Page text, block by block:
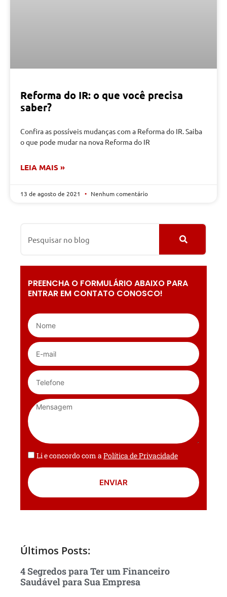
Reforma do IR: o que você precisa
saber?
Confira as possíveis mudanças com a Reforma do IR. Saiba
o que pode mudar na nova Reforma do IR
LEIA MAIS »
13 de agosto de 2021 Nenhum comentário
PREENCHA O FORMULÁRIO ABAIXO PARA
ENTRAR EM CONTATO CONOSCO!
Li e concordo com aPolítica de Privacidade
ENVIAR
Últimos Posts:
4 Segredos para Ter um Financeiro
Saudável para Sua Empresa